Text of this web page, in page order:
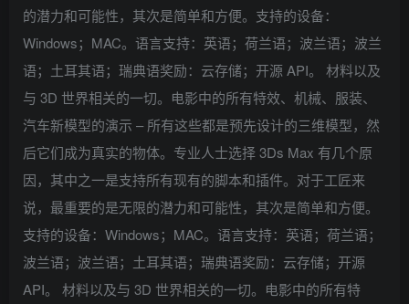
的潜力和可能性，其次是简单和方便。支持的设备：
Windows；MAC。语言支持：英语；荷兰语；波兰语；波兰
语；土耳其语；瑞典语奖励：云存储；开源 API。 材料以及
与 3D 世界相关的一切。电影中的所有特效、机械、服装、
汽车新模型的演示 – 所有这些都是预先设计的三维模型，然
后它们成为真实的物体。专业人士选择 3Ds Max 有几个原
因，其中之一是支持所有现有的脚本和插件。对于工匠来
说，最重要的是无限的潜力和可能性，其次是简单和方便。
支持的设备：Windows；MAC。语言支持：英语；荷兰语；
波兰语；波兰语；土耳其语；瑞典语奖励：云存储；开源
API。 材料以及与 3D 世界相关的一切。电影中的所有特